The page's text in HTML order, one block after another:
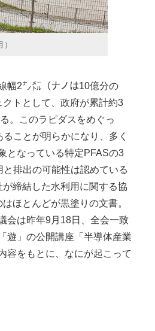
幅2㌨㍍（ナノは10億分の
トとして、政府が累計約3
。このラピダスをめぐっ
ことが明らかになり、多く
となっている特定PFASの3
排出の可能性は認めている
締結した水利用に関する協
ほとんどが黒塗りの文書。
会は昨年9月18日、全会一致
遊」の公開講座「半導体産業
容をもとに、なにが起こって